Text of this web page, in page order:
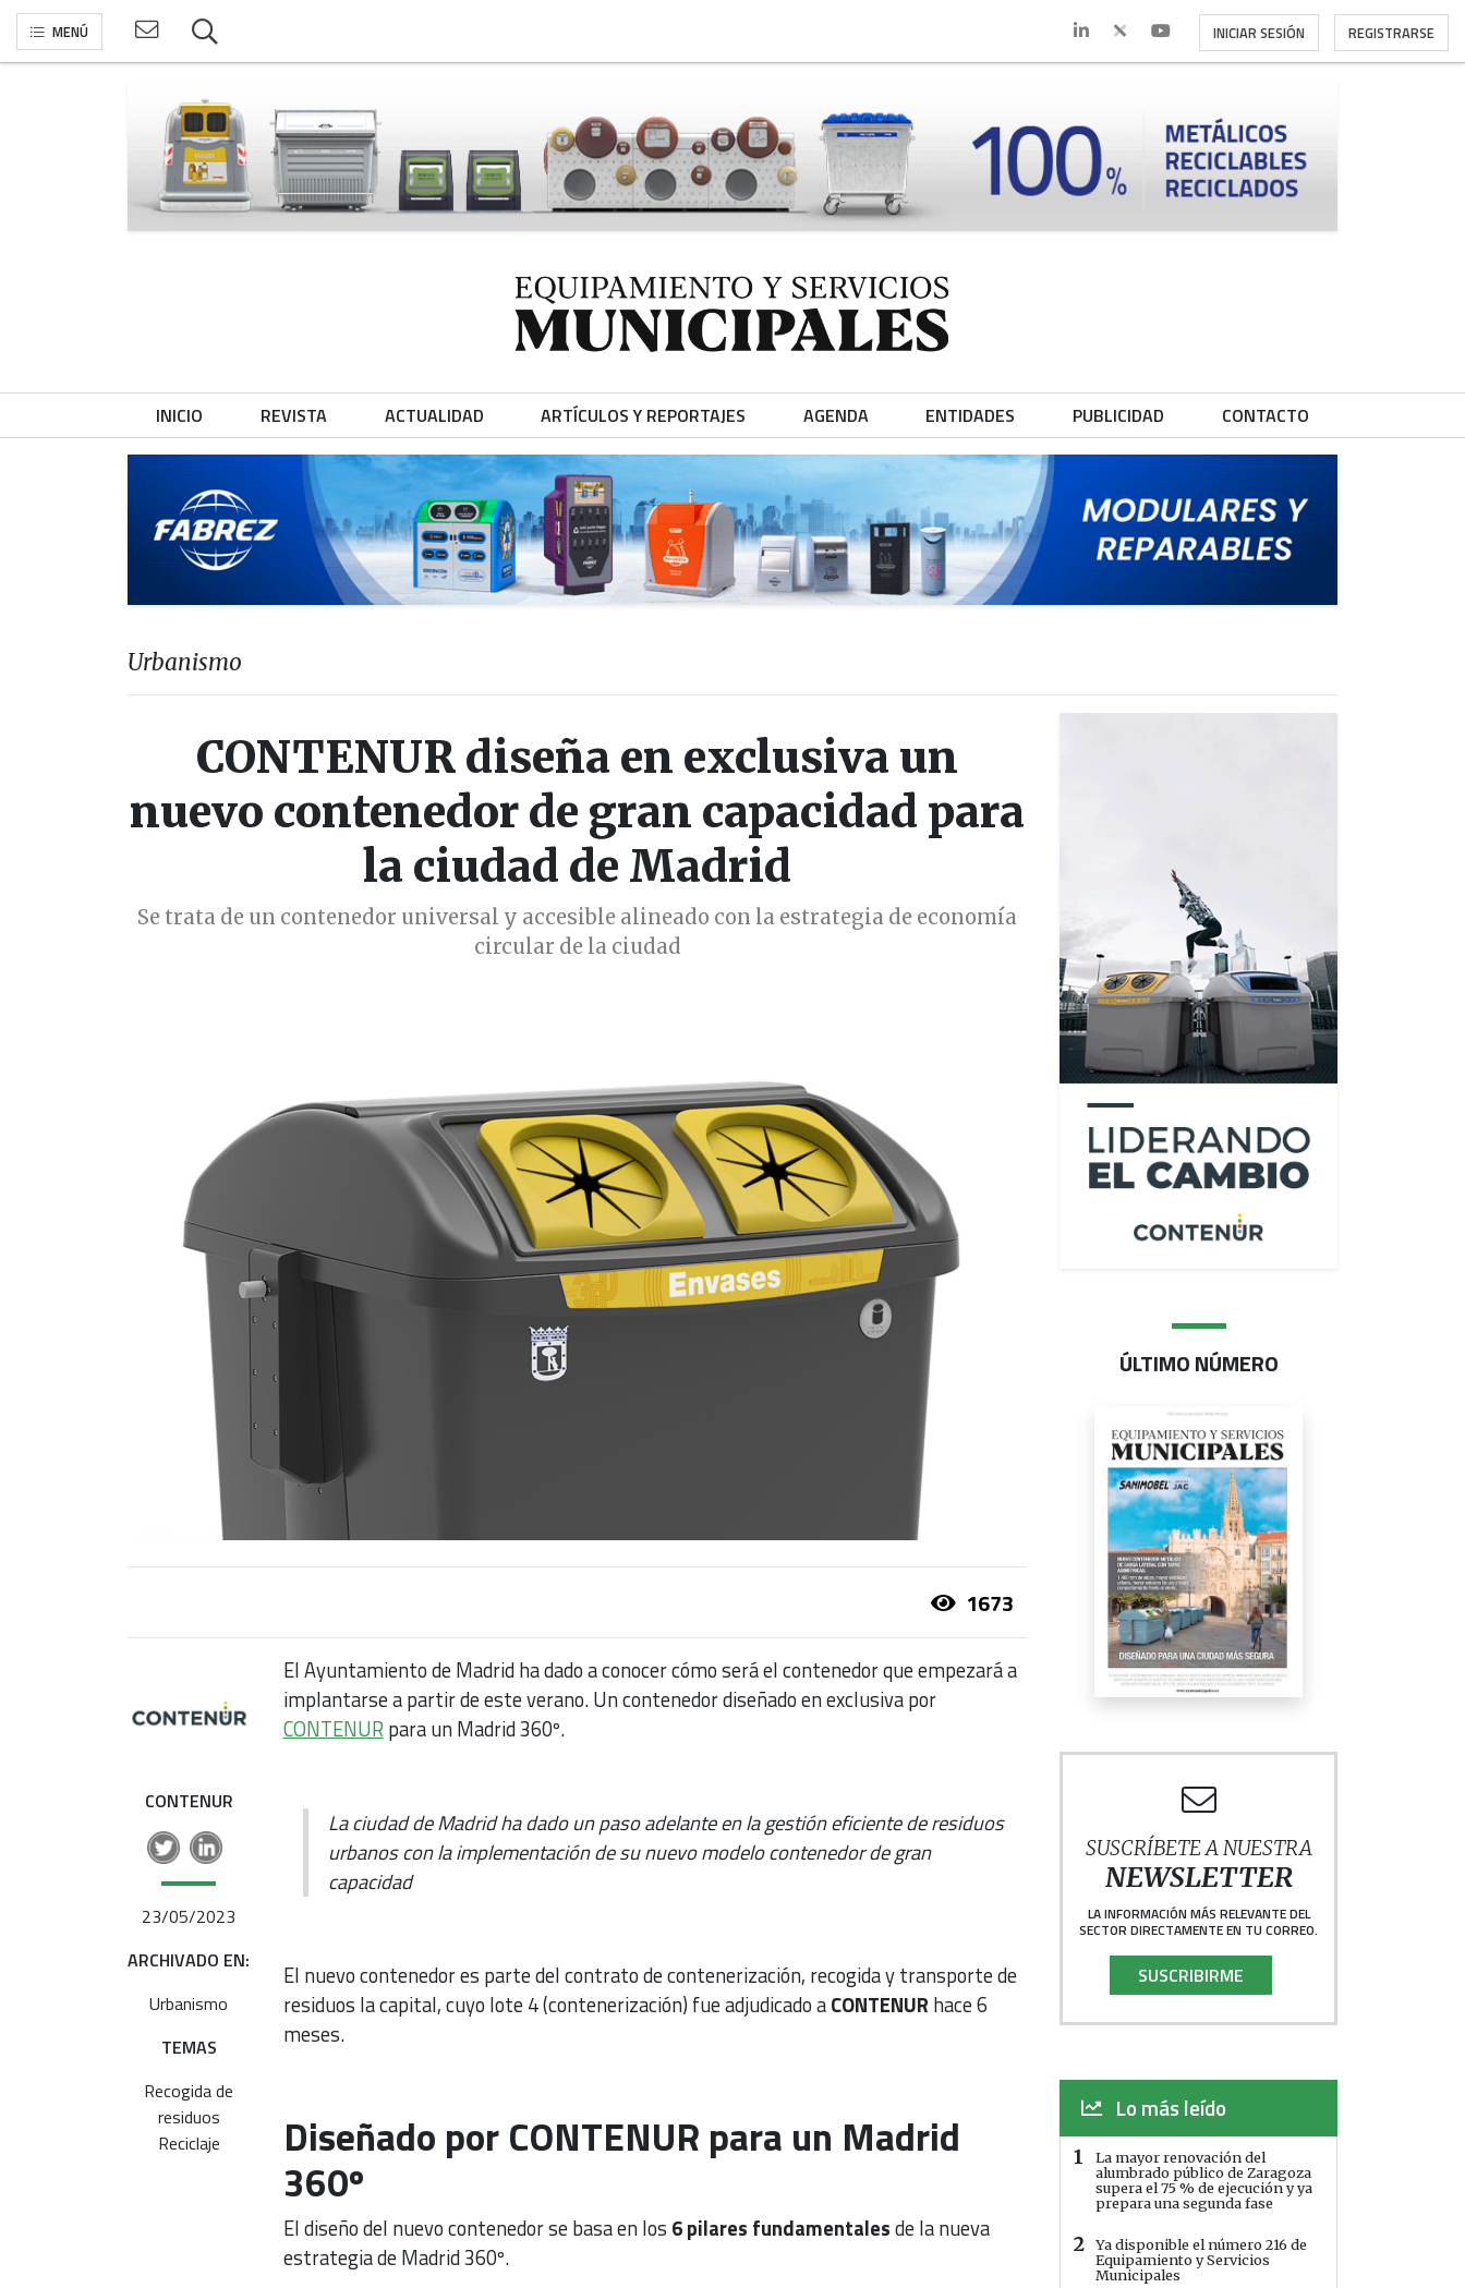
MENÚ INICIAR SESIÓN REGISTRARSE
INICIO REVISTA ACTUALIDAD ARTÍCULOS Y REPORTAJES AGENDA ENTIDADES PUBLICIDAD CONTACTO
Urbanismo
CONTENUR diseña en exclusiva un
nuevo contenedor de gran capacidad para
la ciudad de Madrid
Se trata de un contenedor universal y accesible alineado con la estrategia de economía
circular de la ciudad
1673
CONTENUR
23/05/2023
ARCHIVADO EN:
Urbanismo
TEMAS
Recogida de
residuos
Reciclaje
El Ayuntamiento de Madrid ha dado a conocer cómo será el contenedor que empezará a
implantarse a partir de este verano. Un contenedor diseñado en exclusiva por
CONTENUR para un Madrid 360º.
La ciudad de Madrid ha dado un paso adelante en la gestión eficiente de residuos
urbanos con la implementación de su nuevo modelo contenedor de gran
capacidad
El nuevo contenedor es parte del contrato de contenerización, recogida y transporte de
residuos la capital, cuyo lote 4 (contenerización) fue adjudicado aCONTENUR hace 6
meses.
Diseñado por CONTENUR para un Madrid
360º
El diseño del nuevo contenedor se basa en los 6 pilares fundamentalesde la nueva
estrategia de Madrid 360º.
ÚLTIMO NÚMERO
SUSCRÍBETE A NUESTRA
NEWSLETTER
LA INFORMACIÓN MÁS RELEVANTE DEL
SECTOR DIRECTAMENTE EN TU CORREO.
SUSCRIBIRME
Lo más leído
1
La mayor renovación del
alumbrado público de Zaragoza
supera el 75 % de ejecución y ya
prepara una segunda fase
2
Ya disponible el número 216 de
Equipamiento y Servicios
Municipales